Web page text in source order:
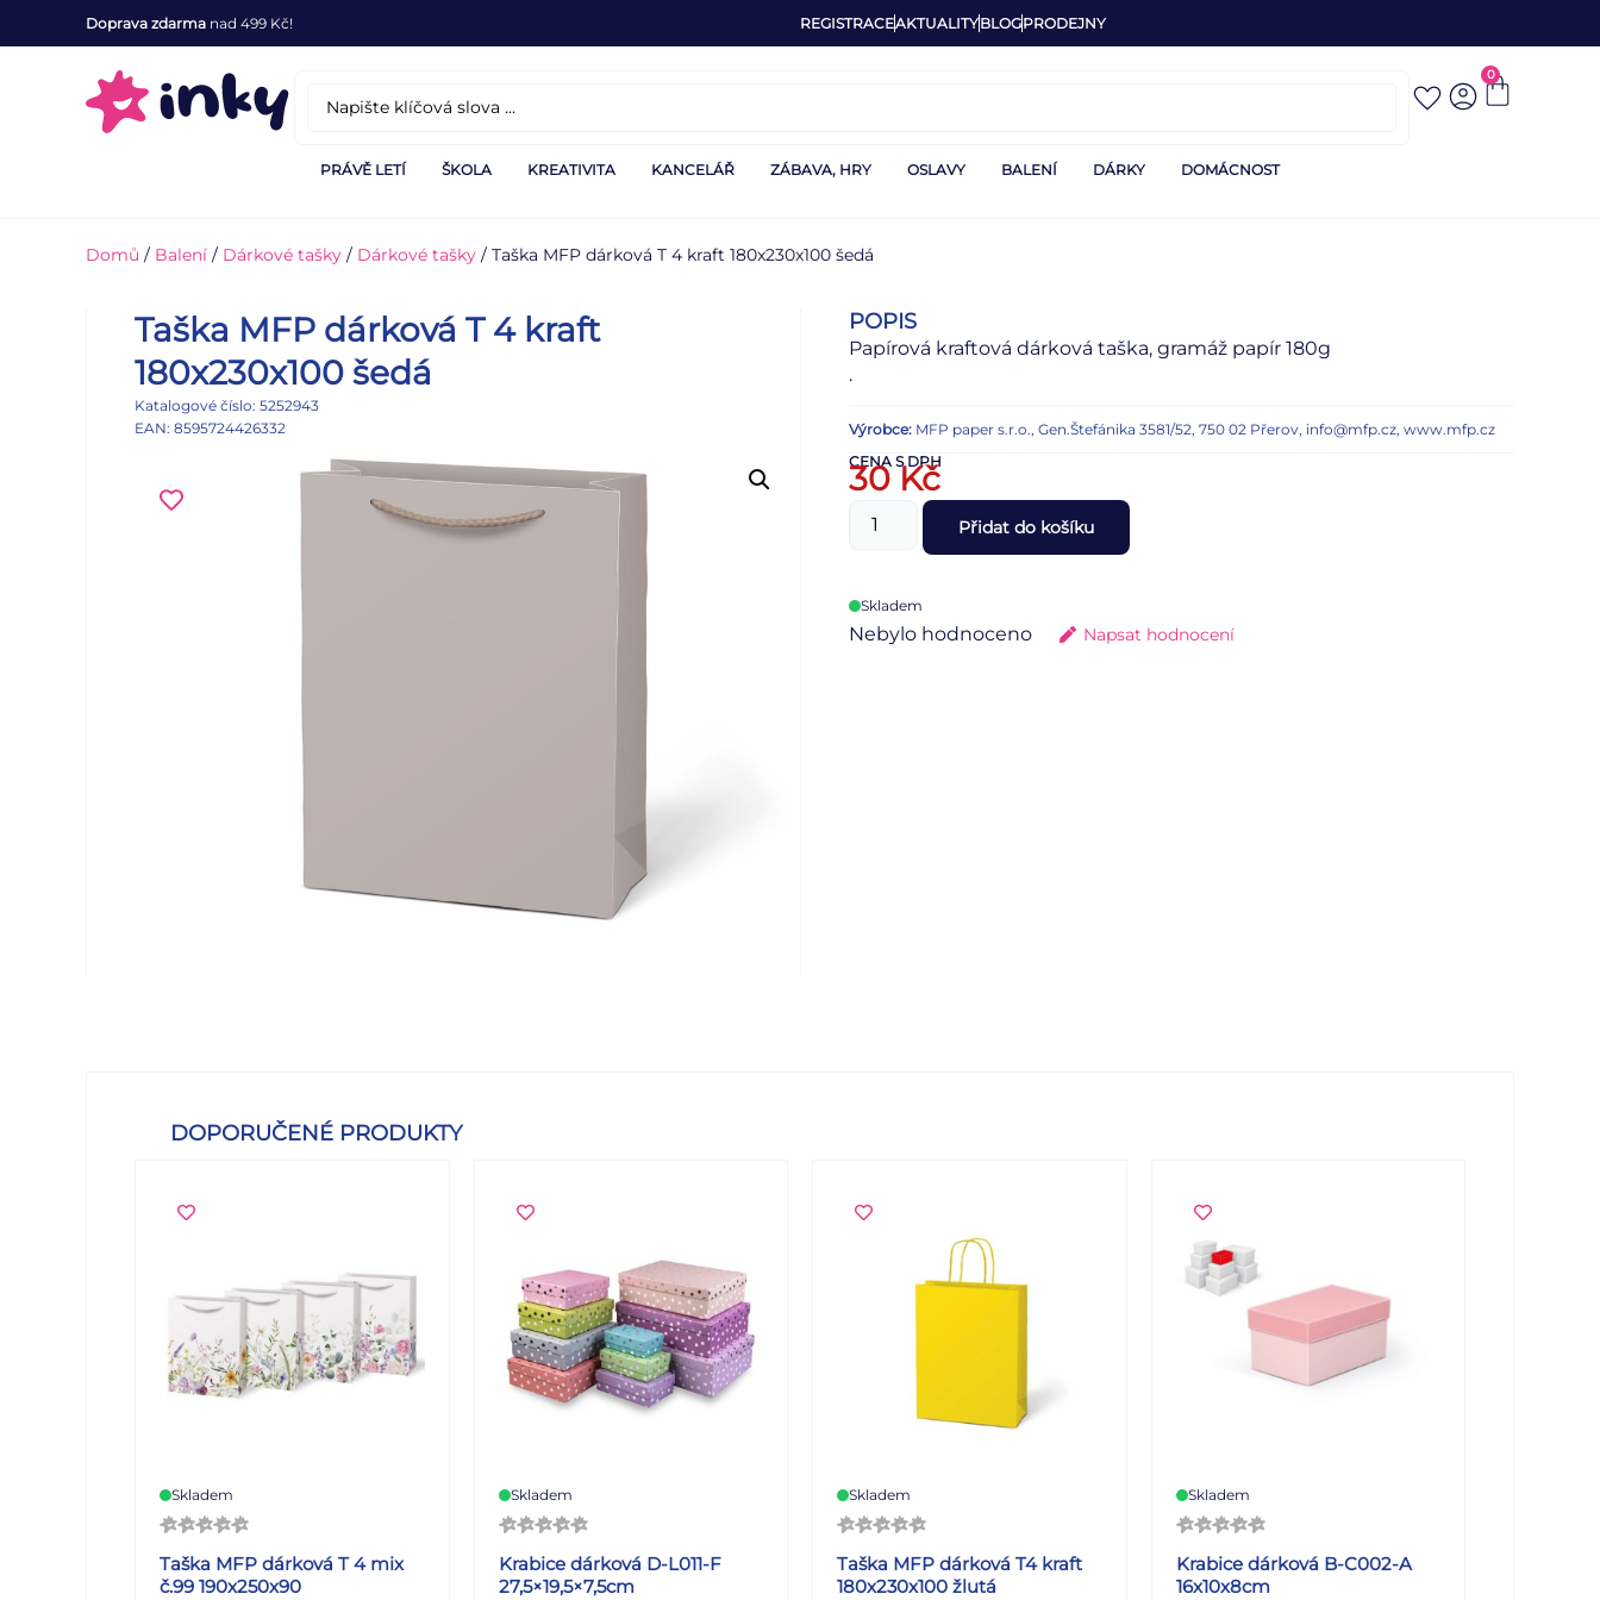
Doprava zdarma nad 499 Kč! REGISTRACEAKTUALITYBLOGPRODEJNY
0
PRÁVĚ LETÍ ŠKOLA KREATIVITA KANCELÁŘ ZÁBAVA, HRY OSLAVY BALENÍ DÁRKY DOMÁCNOST
Domů / Balení / Dárkové tašky / Dárkové tašky / Taška MFP dárková T 4 kraft 180x230x100 šedá
Taška MFP dárková T 4 kraft
180x230x100 šedá
Katalogové číslo: 5252943
EAN: 8595724426332
POPIS
Papírová kraftová dárková taška, gramáž papír 180g
.
Výrobce: MFP paper s.r.o., Gen.Štefánika 3581/52, 750 02 Přerov, info@mfp.cz, www.mfp.cz
CENA S DPH
30Kč
Přidat do košíku
Skladem
Nebylo hodnoceno Napsat hodnocení
DOPORUČENÉ PRODUKTY
Skladem
Taška MFP dárková T 4 mix
č.99 190x250x90
Skladem
Krabice dárková D-L011-F
27,5×19,5×7,5cm
Skladem
Taška MFP dárková T4 kraft
180x230x100 žlutá
Skladem
Krabice dárková B-C002-A
16x10x8cm